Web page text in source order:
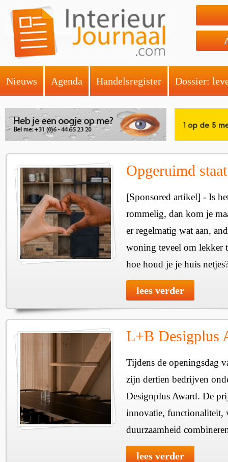
Nieuws Agenda Handelsregister Dossier:
Opgeruimd
[Sponsored artikel] - Is
rommelig, dan kom je
er regelmatig wat aan,
woning teveel om lekker
hoe houd je je huis
lees verder
L+B Desigplus
Tijdens de openingsdag
zijn dertien bedrijven
Designplus Award. De
innovatie, functionaliteit,
duurzaamheid
lees verder